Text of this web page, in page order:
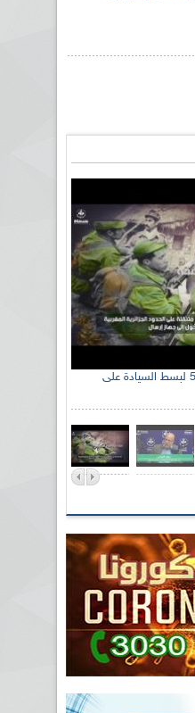
الإذاعة الجزائرية تحي الذكرى 59 لبسط السيادة على